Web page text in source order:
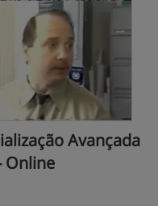
Avançada
Online